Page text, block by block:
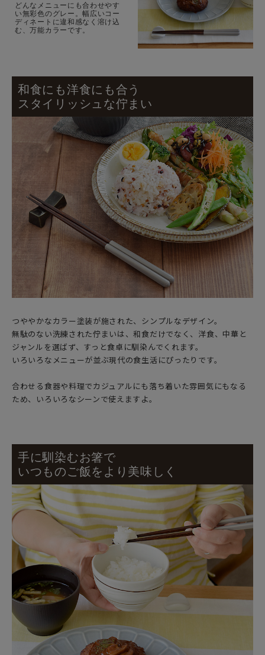
どんなメニューにも合わせやす
い無彩色のグレー。幅広いコー
ディネートに違和感なく溶け込
む、万能カラーです。
和食にも洋食にも合う
スタイリッシュな佇まい
つややかなカラー塗装が施された、シンプルなデザイン。
無駄のない洗練された佇まいは、和食だけでなく、洋食、中華と
ジャンルを選ばず、すっと食卓に馴染んでくれます。
いろいろなメニューが並ぶ現代の食生活にぴったりです。
合わせる食器や料理でカジュアルにも落ち着いた雰囲気にもなる
ため、いろいろなシーンで使えますよ。
手に馴染むお箸で
いつものご飯をより美味しく